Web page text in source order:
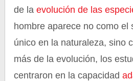
de laevolución de las
hombre aparece no como el
único en la naturaleza, sino
más de la evolución, los
centraron en la capacidad